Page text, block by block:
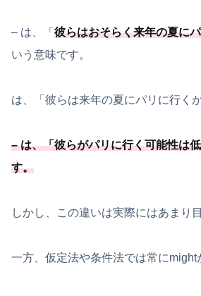
– は、「 彼らはおそらく来年の夏に
いう意味です。
は、「 彼らは来年の夏にパリに行く
– は、「彼らがパリに行く可能性は
す。
しかし、この違いは実際にはあまり
一方、仮定法や条件法では常にmight